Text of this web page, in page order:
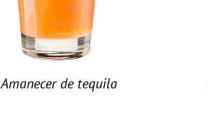
Amanecer de tequila